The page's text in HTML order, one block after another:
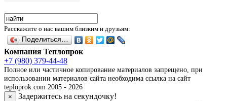
Расскажите о нас вашим близким и друзьям:
Поделиться…
Компания Теплопрок
+7 (980) 379-44-48
Полное или частичное копирование материалов запрещено, при
использовании материалов сайта необходима ссылка на сайт
teploprok.com 2005 - 2026
×
Задержитесь на секундочку!